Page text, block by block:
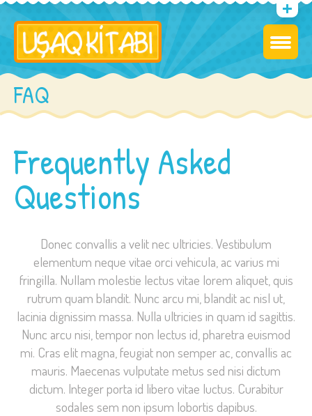
FAQ
Frequently Asked
Questions
Donec convallis a velit nec ultricies. Vestibulum
elementum neque vitae orci vehicula, ac varius mi
fringilla. Nullam molestie lectus vitae lorem aliquet, quis
rutrum quam blandit. Nunc arcu mi, blandit ac nisl ut,
lacinia dignissim massa. Nulla ultricies in quam id sagittis.
Nunc arcu nisi, tempor non lectus id, pharetra euismod
mi. Cras elit magna, feugiat non semper ac, convallis ac
mauris. Maecenas vulputate metus sed nisi dictum
dictum. Integer porta id libero vitae luctus. Curabitur
sodales sem non ipsum lobortis dapibus.